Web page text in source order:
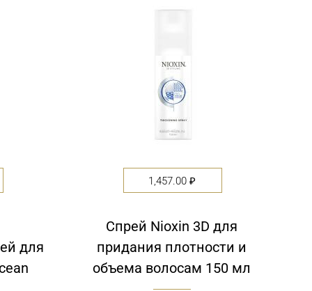
для
1,457.00 ₽
Спрей Nioxin 3D для
придания плотности и
объема волосам 150 мл